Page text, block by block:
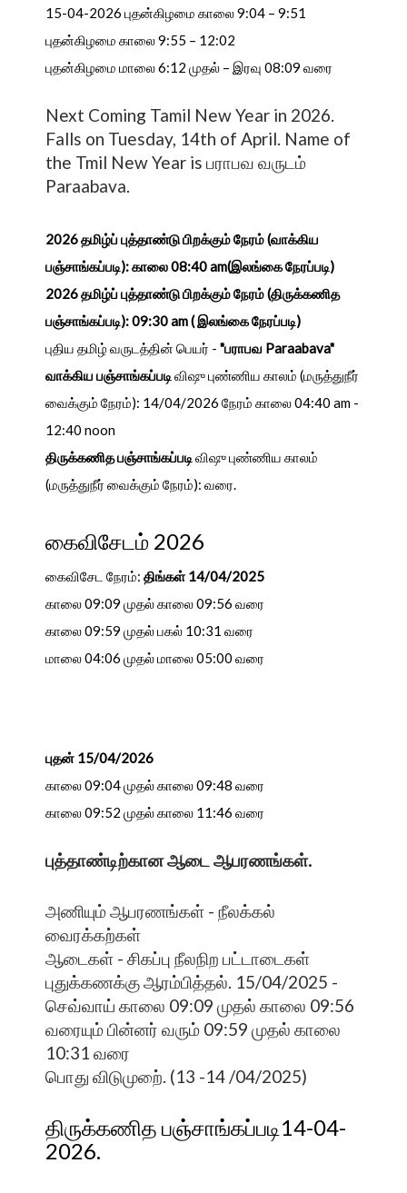
15-04-2026 புதன்கிழமை காலை 9:04 – 9:51
புதன்கிழமை காலை 9:55 – 12:02
புதன்கிழமை மாலை 6:12 முதல் – இரவு 08:09 வரை
Next Coming Tamil New Year in 2026.
Falls on Tuesday, 14th of April. Name of
the Tmil New Year is பராபவ வருடம்
Paraabava.
2026 தமிழ்ப் புத்தாண்டு பிறக்கும் நேரம் (வாக்கிய
பஞ்சாங்கப்படி): காலை 08:40 am(இலங்கை நேரப்படி)
2026 தமிழ்ப் புத்தாண்டு பிறக்கும் நேரம் (திருக்கணித
பஞ்சாங்கப்படி): 09:30 am ( இலங்கை நேரப்படி)
புதிய தமிழ் வருடத்தின் பெயர் - "பராபவ Paraabava"
வாக்கிய பஞ்சாங்கப்படி விஷு புண்ணிய காலம் (மருத்துநீர்
வைக்கும் நேரம்): 14/04/2026 நேரம் காலை 04:40 am -
12:40 noon
திருக்கணித பஞ்சாங்கப்படி விஷு புண்ணிய காலம்
(மருத்துநீர் வைக்கும் நேரம்): வரை.
கைவிசேடம் 2026
கைவிசேட நேரம்: திங்கள் 14/04/2025
காலை 09:09 முதல் காலை 09:56 வரை
காலை 09:59 முதல் பகல் 10:31 வரை
மாலை 04:06 முதல் மாலை 05:00 வரை
புதன் 15/04/2026
காலை 09:04 முதல் காலை 09:48 வரை
காலை 09:52 முதல் காலை 11:46 வரை
புத்தாண்டிற்கான ஆடை ஆபரணங்கள்.
அணியும் ஆபரணங்கள் - நீலக்கல்
வைரக்கற்கள்
ஆடைகள் - சிகப்பு நீலநிற பட்டாடைகள்
புதுக்கணக்கு ஆரம்பித்தல். 15/04/2025 -
செவ்வாய் காலை 09:09 முதல் காலை 09:56
வரையும் பின்னர் வரும் 09:59 முதல் காலை
10:31 வரை
பொது விடுமுறை். (13 -14 /04/2025)
திருக்கணித பஞ்சாங்கப்படி14-04-
2026.